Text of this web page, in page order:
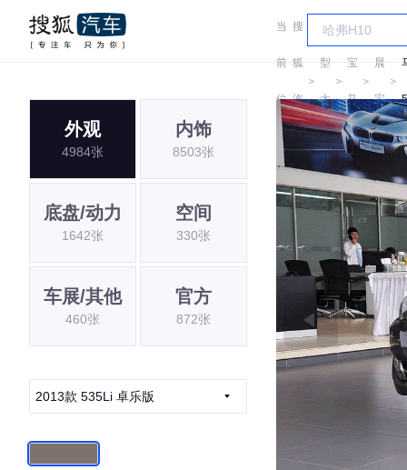
当
前
位
置:
搜
狐
汽
车
＞
车
型
大
全
＞
宝
马
＞
晨
宝
马
＞
5
外观
4984张
内饰
8503张
底盘/动力
1642张
空间
330张
车展/其他
460张
官方
872张
2013款 535Li 卓乐版